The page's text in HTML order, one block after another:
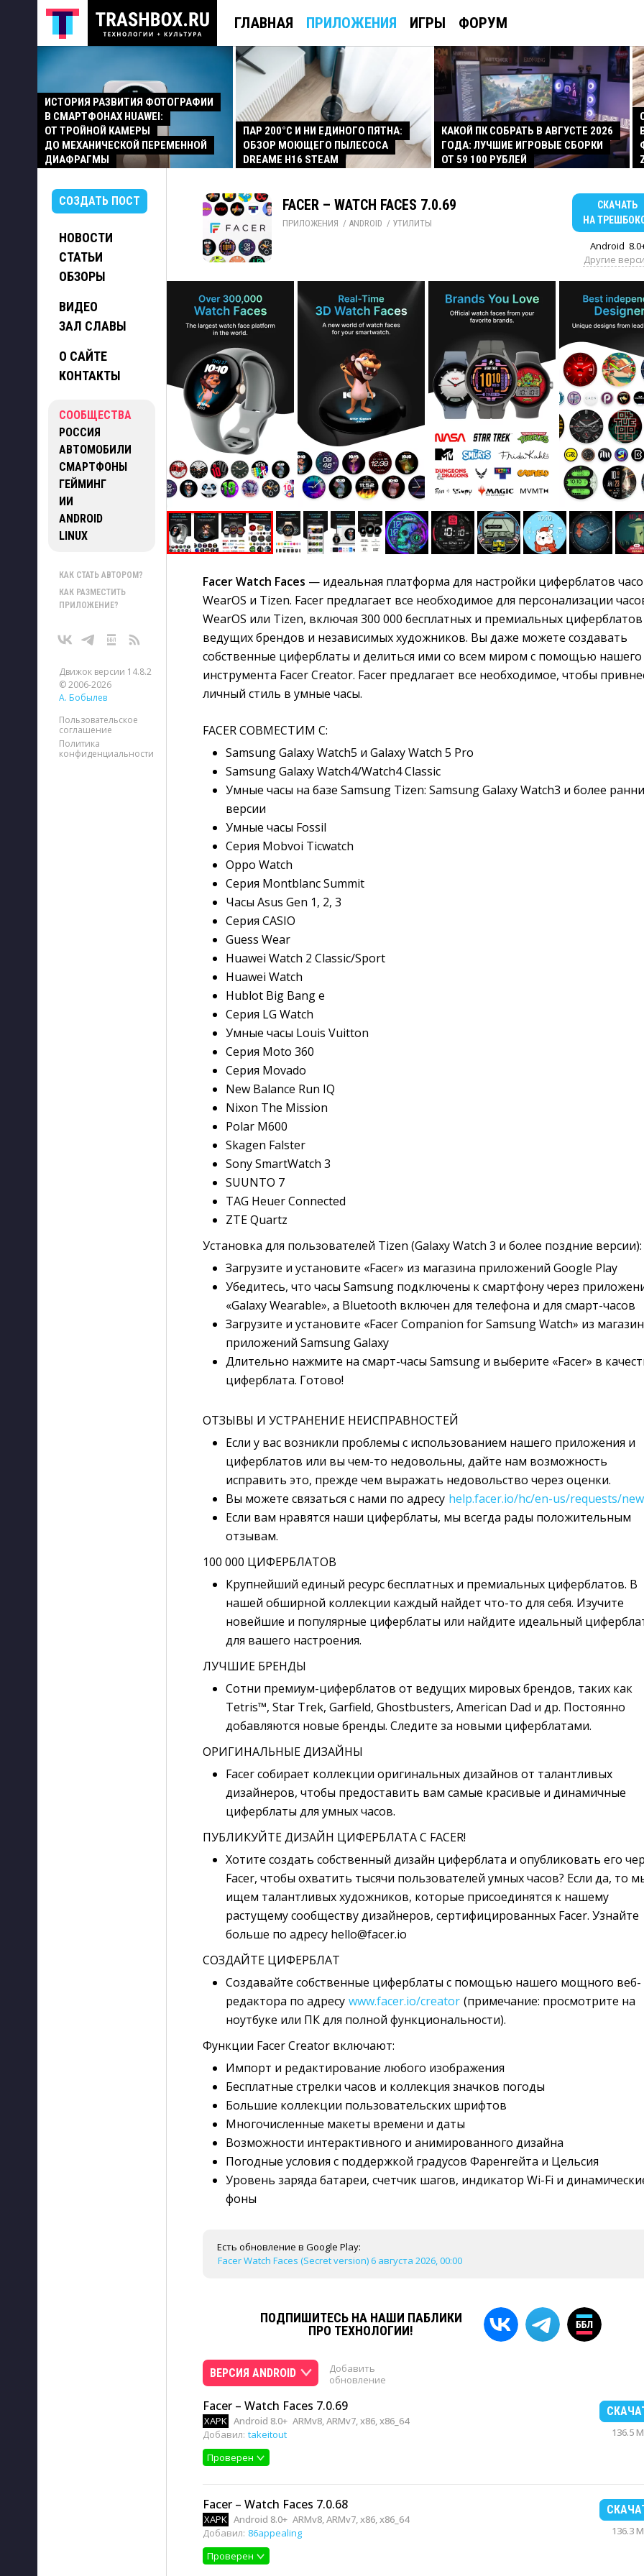
ГЛАВНАЯ ПРИЛОЖЕНИЯ ИГРЫ ФОРУМ
ИСТОРИЯ РАЗВИТИЯ ФОТОГРАФИИ
В СМАРТФОНАХ HUAWEI:
ОТ ТРОЙНОЙ КАМЕРЫ
ДО МЕХАНИЧЕСКОЙ ПЕРЕМЕННОЙ
ДИАФРАГМЫ
ПАР 200°C И НИ ЕДИНОГО ПЯТНА:
ОБЗОР МОЮЩЕГО ПЫЛЕСОСА
DREAME H16 STEAM
КАКОЙ ПК СОБРАТЬ В АВГУСТЕ 2026
ГОДА: ЛУЧШИЕ ИГРОВЫЕ СБОРКИ
ОТ 59 100 РУБЛЕЙ
СОЗДАТЬ ПОСТ
НОВОСТИ
СТАТЬИ
ОБЗОРЫ
ВИДЕО
ЗАЛ СЛАВЫ
О САЙТЕ
КОНТАКТЫ
СООБЩЕСТВА
РОССИЯ
АВТОМОБИЛИ
СМАРТФОНЫ
ГЕЙМИНГ
ИИ
ANDROID
LINUX
КАК СТАТЬ АВТОРОМ?
КАК РАЗМЕСТИТЬ
ПРИЛОЖЕНИЕ?
Движок версии 14.8.2
© 2006-2026
А. Бобылев
Пользовательское
соглашение
Политика
конфиденциальности
FACER – WATCH FACES 7.0.69
ПРИЛОЖЕНИЯ / ANDROID / УТИЛИТЫ
СКАЧАТЬ
НА
Android
Другие
Facer Watch Faces — идеальная платформа для настройки циферблатов
WearOS и Tizen. Facer предлагает все необходимое для персонализации
WearOS или Tizen, включая 300 000 бесплатных и премиальных
ведущих брендов и независимых художников. Вы даже можете создавать
собственные циферблаты и делиться ими со всем миром с помощью нашего
инструмента Facer Creator. Facer предлагает все необходимое, чтобы
личный стиль в умные часы.
FACER СОВМЕСТИМ С:
Samsung Galaxy Watch5 и Galaxy Watch 5 Pro
Samsung Galaxy Watch4/Watch4 Classic
Умные часы на базе Samsung Tizen: Samsung Galaxy Watch3 и более
версии
Умные часы Fossil
Серия Mobvoi Ticwatch
Oppo Watch
Серия Montblanc Summit
Часы Asus Gen 1, 2, 3
Серия CASIO
Guess Wear
Huawei Watch 2 Classic/Sport
Huawei Watch
Hublot Big Bang e
Серия LG Watch
Умные часы Louis Vuitton
Серия Moto 360
Серия Movado
New Balance Run IQ
Nixon The Mission
Polar M600
Skagen Falster
Sony SmartWatch 3
SUUNTO 7
TAG Heuer Connected
ZTE Quartz
Установка для пользователей Tizen (Galaxy Watch 3 и более поздние версии):
Загрузите и установите «Facer» из магазина приложений Google Play
Убедитесь, что часы Samsung подключены к смартфону через
«Galaxy Wearable», а Bluetooth включен для телефона и для смарт-часов
Загрузите и установите «Facer Companion for Samsung Watch» из
приложений Samsung Galaxy
Длительно нажмите на смарт-часы Samsung и выберите «Facer» в
циферблата. Готово!
ОТЗЫВЫ И УСТРАНЕНИЕ НЕИСПРАВНОСТЕЙ
Если у вас возникли проблемы с использованием нашего приложения и
циферблатов или вы чем-то недовольны, дайте нам возможность
исправить это, прежде чем выражать недовольство через оценки.
Вы можете связаться с нами по адресу help.facer.io/hc/en-us/requests/new
Если вам нравятся наши циферблаты, мы всегда рады положительным
отзывам.
100 000 ЦИФЕРБЛАТОВ
Крупнейший единый ресурс бесплатных и премиальных циферблатов. В
нашей обширной коллекции каждый найдет что-то для себя. Изучите
новейшие и популярные циферблаты или найдите идеальный
для вашего настроения.
ЛУЧШИЕ БРЕНДЫ
Сотни премиум-циферблатов от ведущих мировых брендов, таких как
Tetris™, Star Trek, Garfield, Ghostbusters, American Dad и др. Постоянно
добавляются новые бренды. Следите за новыми циферблатами.
ОРИГИНАЛЬНЫЕ ДИЗАЙНЫ
Facer собирает коллекции оригинальных дизайнов от талантливых
дизайнеров, чтобы предоставить вам самые красивые и динамичные
циферблаты для умных часов.
ПУБЛИКУЙТЕ ДИЗАЙН ЦИФЕРБЛАТА С FACER!
Хотите создать собственный дизайн циферблата и опубликовать его
Facer, чтобы охватить тысячи пользователей умных часов? Если да, то
ищем талантливых художников, которые присоединятся к нашему
растущему сообществу дизайнеров, сертифицированных Facer. Узнайте
больше по адресу hello@facer.io
СОЗДАЙТЕ ЦИФЕРБЛАТ
Создавайте собственные циферблаты с помощью нашего мощного веб-
редактора по адресу www.facer.io/creator (примечание: просмотрите на
ноутбуке или ПК для полной функциональности).
Функции Facer Creator включают:
Импорт и редактирование любого изображения
Бесплатные стрелки часов и коллекция значков погоды
Большие коллекции пользовательских шрифтов
Многочисленные макеты времени и даты
Возможности интерактивного и анимированного дизайна
Погодные условия с поддержкой градусов Фаренгейта и Цельсия
Уровень заряда батареи, счетчик шагов, индикатор Wi-Fi и
фоны
Есть обновление в Google Play:
Facer Watch Faces (Secret version) 6 августа 2026, 00:00
ПОДПИШИТЕСЬ НА НАШИ ПАБЛИКИ
ПРО ТЕХНОЛОГИИ!
ВЕРСИЯ ANDROID
Добавить
обновление
Facer – Watch Faces 7.0.69
XAPK Android 8.0+ ARMv8, ARMv7, x86, x86_64
Добавил: takeitout
Проверен
136.5
Facer – Watch Faces 7.0.68
XAPK Android 8.0+ ARMv8, ARMv7, x86, x86_64
Добавил: 86appealing
Проверен
136.3